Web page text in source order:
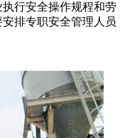
行安全操作规程和劳
排专职安全管理人员